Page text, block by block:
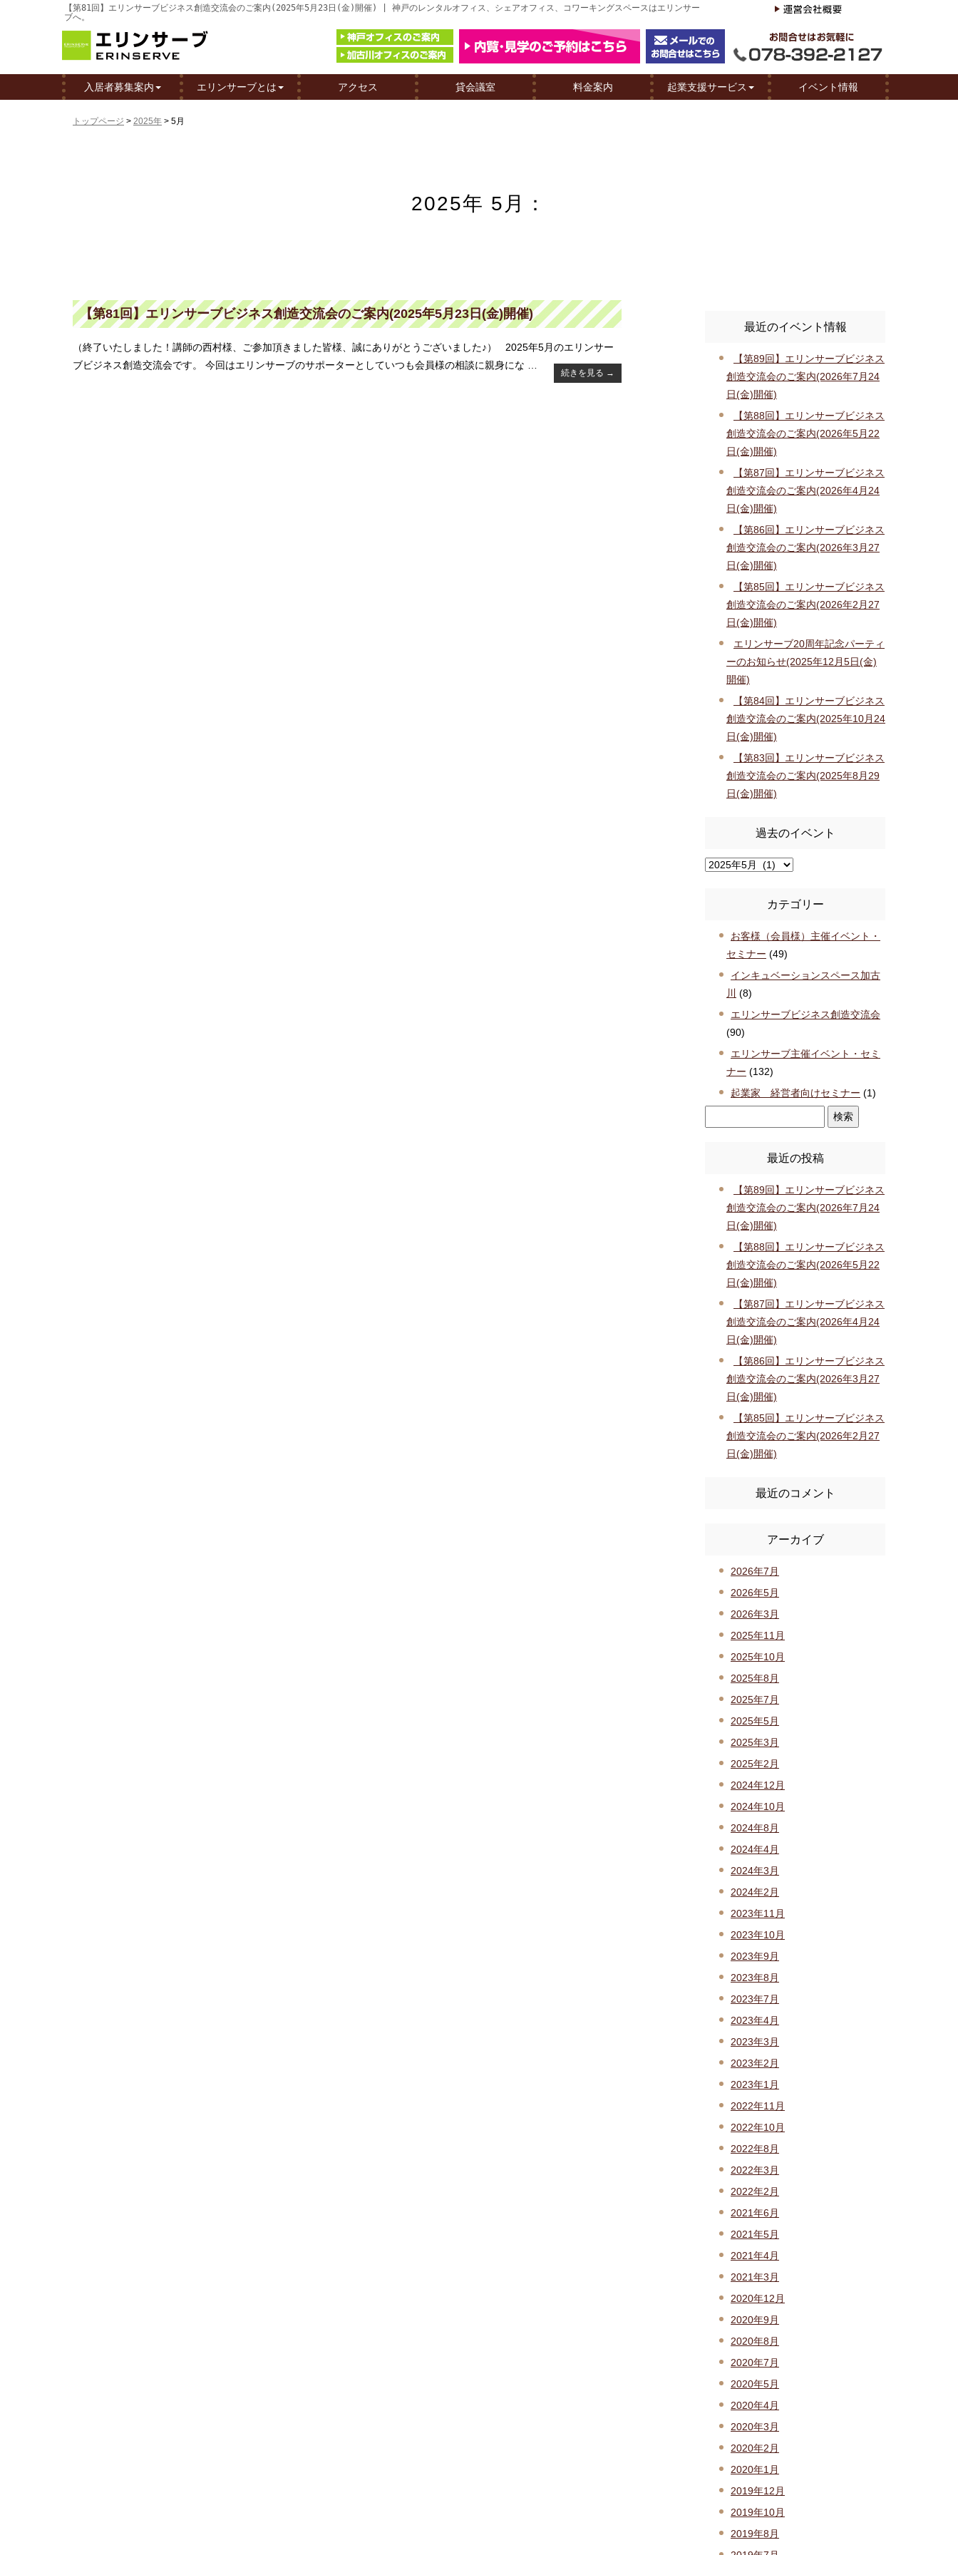
【第81回】エリンサーブビジネス創造交流会のご案内(2025年5月23日(金)開催) | 神戸のレンタルオフィス、シェアオフィス、コワーキングスペースはエリンサー
ブへ。
入居者募集案内 エリンサーブとは アクセス 貸会議室 料金案内 起業支援サービス イベント情報
トップページ > 2025年 > 5月
2025年 5月：
【第81回】エリンサーブビジネス創造交流会のご案内(2025年5月23日(金)開催)
（終了いたしました！講師の西村様、ご参加頂きました皆様、誠にありがとうございました♪） 2025年5月のエリンサー
ブビジネス創造交流会です。 今回はエリンサーブのサポーターとしていつも会員様の相談に親身にな …
続きを見る →
最近のイベント情報
【第89回】エリンサーブビジネス
創造交流会のご案内(2026年7月24
日(金)開催)
【第88回】エリンサーブビジネス
創造交流会のご案内(2026年5月22
日(金)開催)
【第87回】エリンサーブビジネス
創造交流会のご案内(2026年4月24
日(金)開催)
【第86回】エリンサーブビジネス
創造交流会のご案内(2026年3月27
日(金)開催)
【第85回】エリンサーブビジネス
創造交流会のご案内(2026年2月27
日(金)開催)
エリンサーブ20周年記念パーティ
ーのお知らせ(2025年12月5日(金)
開催)
【第84回】エリンサーブビジネス
創造交流会のご案内(2025年10月24
日(金)開催)
【第83回】エリンサーブビジネス
創造交流会のご案内(2025年8月29
日(金)開催)
過去のイベント
カテゴリー
お客様（会員様）主催イベント・
セミナー (49)
インキュベーションスペース加古
川
(8)
エリンサーブビジネス創造交流会
(90)
エリンサーブ主催イベント・セミ
ナー (132)
起業家 経営者向けセミナー (1)
最近の投稿
【第89回】エリンサーブビジネス
創造交流会のご案内(2026年7月24
日(金)開催)
【第88回】エリンサーブビジネス
創造交流会のご案内(2026年5月22
日(金)開催)
【第87回】エリンサーブビジネス
創造交流会のご案内(2026年4月24
日(金)開催)
【第86回】エリンサーブビジネス
創造交流会のご案内(2026年3月27
日(金)開催)
【第85回】エリンサーブビジネス
創造交流会のご案内(2026年2月27
日(金)開催)
最近のコメント
アーカイブ
2026年7月
2026年5月
2026年3月
2025年11月
2025年10月
2025年8月
2025年7月
2025年5月
2025年3月
2025年2月
2024年12月
2024年10月
2024年8月
2024年4月
2024年3月
2024年2月
2023年11月
2023年10月
2023年9月
2023年8月
2023年7月
2023年4月
2023年3月
2023年2月
2023年1月
2022年11月
2022年10月
2022年8月
2022年3月
2022年2月
2021年6月
2021年5月
2021年4月
2021年3月
2020年12月
2020年9月
2020年8月
2020年7月
2020年5月
2020年4月
2020年3月
2020年2月
2020年1月
2019年12月
2019年10月
2019年8月